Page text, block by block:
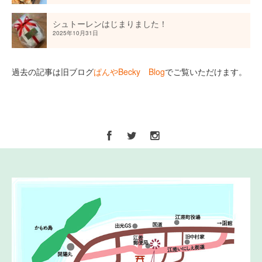
シュトーレンはじまりました！
2025年10月31日
過去の記事は旧ブログぱんやBecky Blogでご覧いただけます。